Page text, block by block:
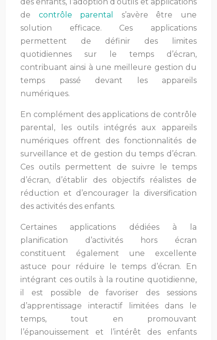
de contrôle parental
s’avère être une
solution efficace. Ces applications
permettent de définir des limites
quotidiennes sur le temps d’écran,
contribuant ainsi à une meilleure gestion du
temps passé devant les appareils
numériques.
En complément des applications de contrôle
parental, les outils intégrés aux appareils
numériques offrent des fonctionnalités de
surveillance et de gestion du temps d’écran.
Ces outils permettent de suivre le temps
d’écran, d’établir des objectifs réalistes de
réduction et d’encourager la diversification
des activités des enfants.
Certaines applications dédiées à la
planification d’activités hors écran
constituent également une excellente
astuce pour réduire le temps d’écran. En
intégrant ces outils à la routine quotidienne,
il est possible de favoriser des sessions
d’apprentissage interactif limitées dans le
temps, tout en promouvant
l’épanouissement et l’intérêt des enfants